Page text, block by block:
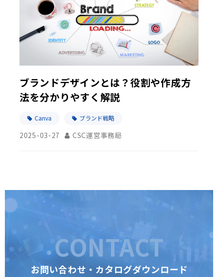
ブランドデザインとは？役割や作成方
法を分かりやすく解説
Canva ブランド戦略
2025-03-27 CSC運営事務局
CONTACT
お問い合わせ・カタログダウンロード